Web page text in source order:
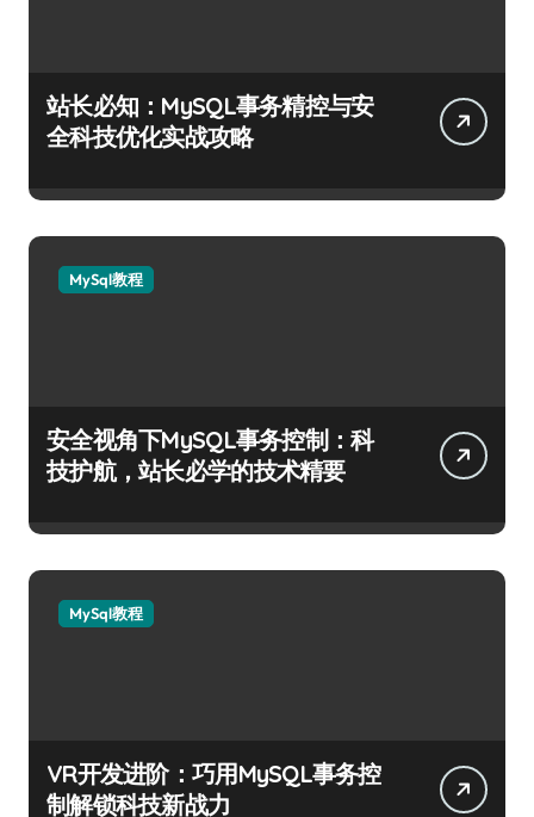
站长必知：MySQL事务精控与安
全科技优化实战攻略
MySql教程
安全视角下MySQL事务控制：科
技护航，站长必学的技术精要
MySql教程
VR开发进阶：巧用MySQL事务控
制解锁科技新战力